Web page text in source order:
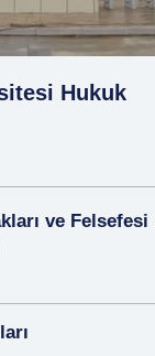
Hukuk
ve Felsefesi